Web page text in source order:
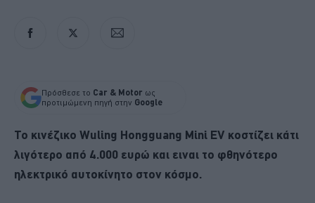
Πρόσθεσε το Car & Motor ως
προτιμώμενη πηγή στην Google
Το κινέζικο Wuling Hongguang Mini EV κοστίζει κάτι
λιγότερο από 4.000 ευρώ και ειναι το φθηνότερο
ηλεκτρικό αυτοκίνητο στον κόσμο.